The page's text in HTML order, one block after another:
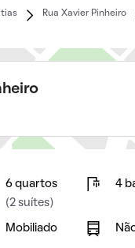
Rua Xavier Pinheiro
6 quartos
(2 suítes)
4
Mobiliado